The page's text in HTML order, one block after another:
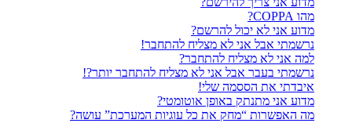
מהו COPPA?
מדוע אני לא יכול להרשם?
נרשמתי אבל אני לא מצליח להתחבר!
למה אני לא מצליח להתחבר?
נרשמתי בעבר אבל אני לא מצליח להתחבר יותר?!
איבדתי את הססמה שלי!
מדוע אני מתנתק באופן אוטומטי?
מה האפשרות “מחק את כל עוגיות המערכת” עושה?